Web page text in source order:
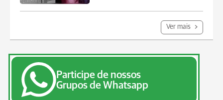
Ver mais
Participe de nossos
Grupos de Whatsapp